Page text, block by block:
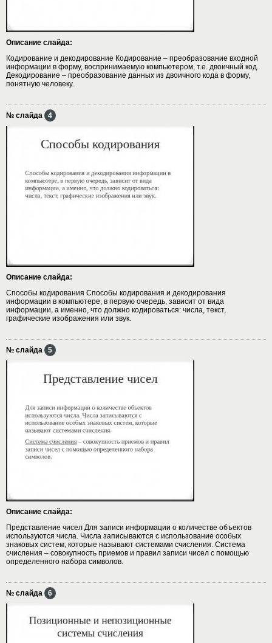
Описание слайда:
Кодирование и декодирование Кодирование – преобразование входной
информации в форму, воспринимаемую компьютером, т.е. двоичный код.
Декодирование – преобразование данных из двоичного кода в форму,
понятную человеку.
№ слайда 4
Описание слайда:
Способы кодирования Способы кодирования и декодирования
информации в компьютере, в первую очередь, зависит от вида
информации, а именно, что должно кодироваться: числа, текст,
графические изображения или звук.
№ слайда 5
Описание слайда:
Представление чисел Для записи информации о количестве объектов
используются числа. Числа записываются с использование особых
знаковых систем, которые называют системами счисления. Система
счисления – совокупность приемов и правил записи чисел с помощью
определенного набора символов.
№ слайда 6